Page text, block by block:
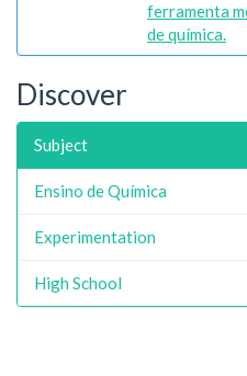
ferramenta
de química.
Discover
Subject
Ensino de Química
Experimentation
High School